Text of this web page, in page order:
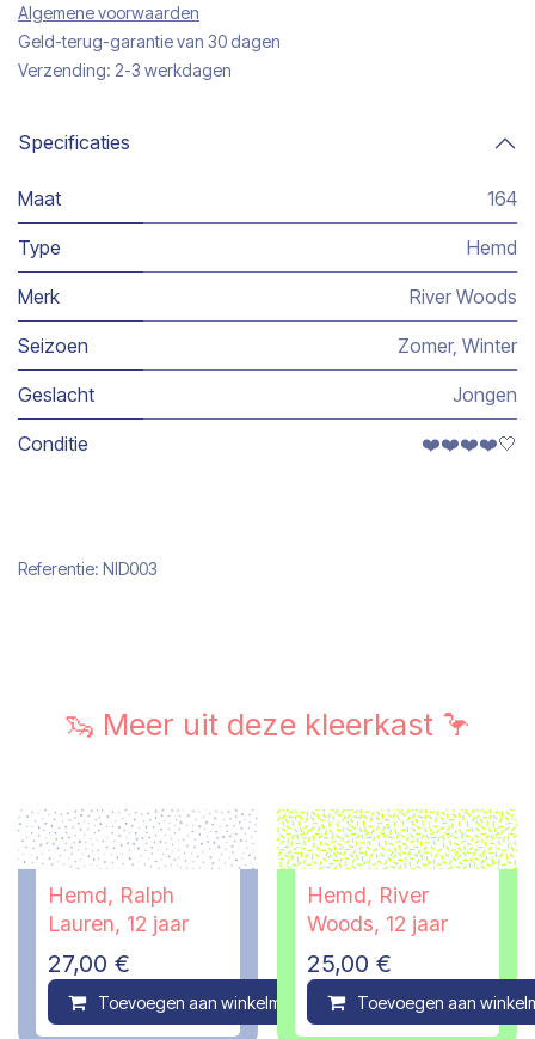
Algemene voorwaarden
Geld-terug-garantie van 30 dagen
Verzending: 2-3 werkdagen
Specificaties
Maat 164
Type Hemd
Merk River Woods
Seizoen Zomer, Winter
Geslacht Jongen
Conditie ❤️❤️❤️❤️🤍
Referentie: NID003
🦦 Meer uit deze kleerkast 🦩
Hemd, Ralph
Lauren, 12 jaar
27,00 €
Toevoegen aan winkelmandje Compare
Hemd, River
Woods, 12 jaar
25,00 €
Toevoegen aan